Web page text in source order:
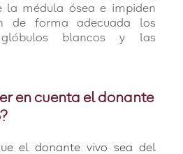
la médula ósea e impiden
de forma adecuada los
blancos y las
en cuenta el donante
el donante vivo sea del